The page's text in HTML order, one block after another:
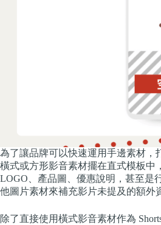
為了讓品牌可以快速運用手邊素材，
橫式或方形影音素材擺在直式模板中
LOGO、產品圖、優惠說明，甚至是
他圖片素材來補充影片未提及的額外
除了直接使用橫式影音素材作為